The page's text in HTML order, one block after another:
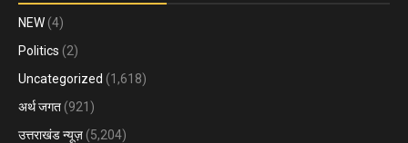
NEW (4)
Politics (2)
Uncategorized (1,618)
अर्थ जगत (921)
उत्तराखंड न्यूज़ (5,204)